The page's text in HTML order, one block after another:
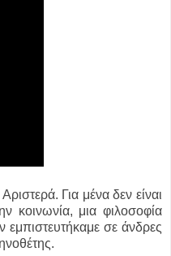
Για μένα δεν είναι
κοινωνία, μια φιλοσοφία
εμπιστευτήκαμε σε άνδρες